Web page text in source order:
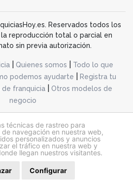
técnicas de rastreo para
navegación en nuestra web,
personalizados y anuncios
el tráfico en nuestra web y
llegan nuestros visitantes.
Configurar
Reservados todos los
reproducción total o parcial en
sin previa autorización.
Quienes somos
Todo lo que
podemos ayudarte
Registra tu
de franquicia|
Otros modelos de
negocio
| Política de cookies|Política de privacidad